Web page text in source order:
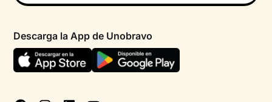
Psicólogo por chat
Ayuda urgente
FAQ
Política de privacidad
Declaración de accesibilidad
Descarga la App de Unobravo